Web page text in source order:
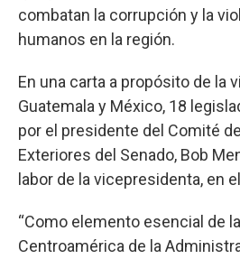
combatan la corrupción y la
humanos en la región.
En una carta a propósito de la
Guatemala y México, 18
por el presidente del Comité
Exteriores del Senado, Bob
labor de la vicepresidenta, en
“Como elemento esencial de
Centroamérica de la